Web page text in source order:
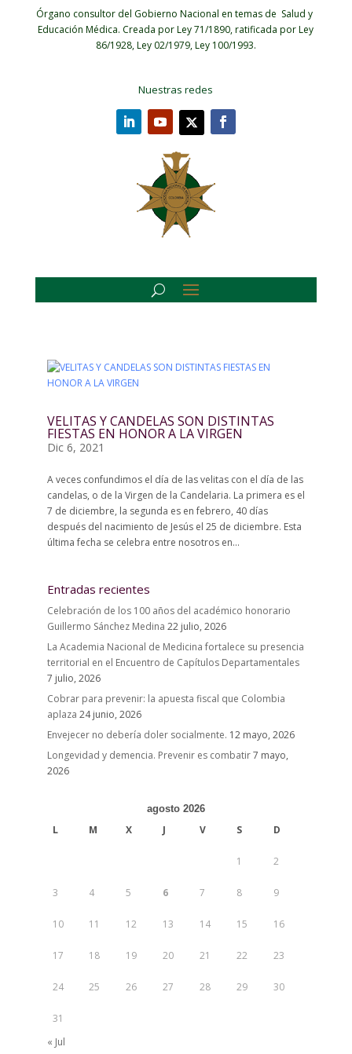
Órgano consultor del Gobierno Nacional en temas de Salud y
Educación Médica. Creada por Ley 71/1890, ratificada por Ley
86/1928, Ley 02/1979, Ley 100/1993.
Nuestras redes
VELITAS Y CANDELAS SON DISTINTAS
FIESTAS EN HONOR A LA VIRGEN
Dic 6, 2021
A veces confundimos el día de las velitas con el día de las
candelas, o de la Virgen de la Candelaria. La primera es el
7 de diciembre, la segunda es en febrero, 40 días
después del nacimiento de Jesús el 25 de diciembre. Esta
última fecha se celebra entre nosotros en...
Entradas recientes
Celebración de los 100 años del académico honorario
Guillermo Sánchez Medina 22 julio, 2026
La Academia Nacional de Medicina fortalece su presencia
territorial en el Encuentro de Capítulos Departamentales
7 julio, 2026
Cobrar para prevenir: la apuesta fiscal que Colombia
aplaza 24 junio, 2026
Envejecer no debería doler socialmente. 12 mayo, 2026
Longevidad y demencia. Prevenir es combatir7 mayo,
2026
agosto 2026
L M X J V S D
1 2
3 4 5 6 7 8 9
10 11 12 13 14 15 16
17 18 19 20 21 22 23
24 25 26 27 28 29 30
31
« Jul